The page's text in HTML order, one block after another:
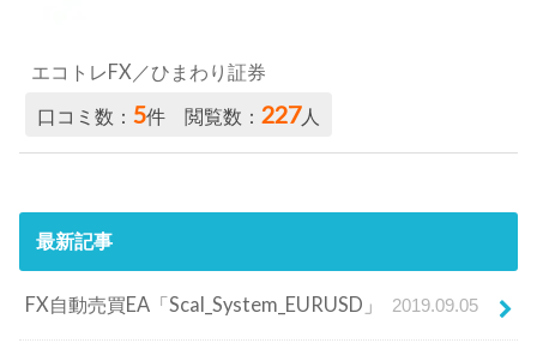
エコトレFX／ひまわり証券
口コミ数：5件 閲覧数：227人
最新記事
FX自動売買EA「Scal_System_EURUSD」 2019.09.05